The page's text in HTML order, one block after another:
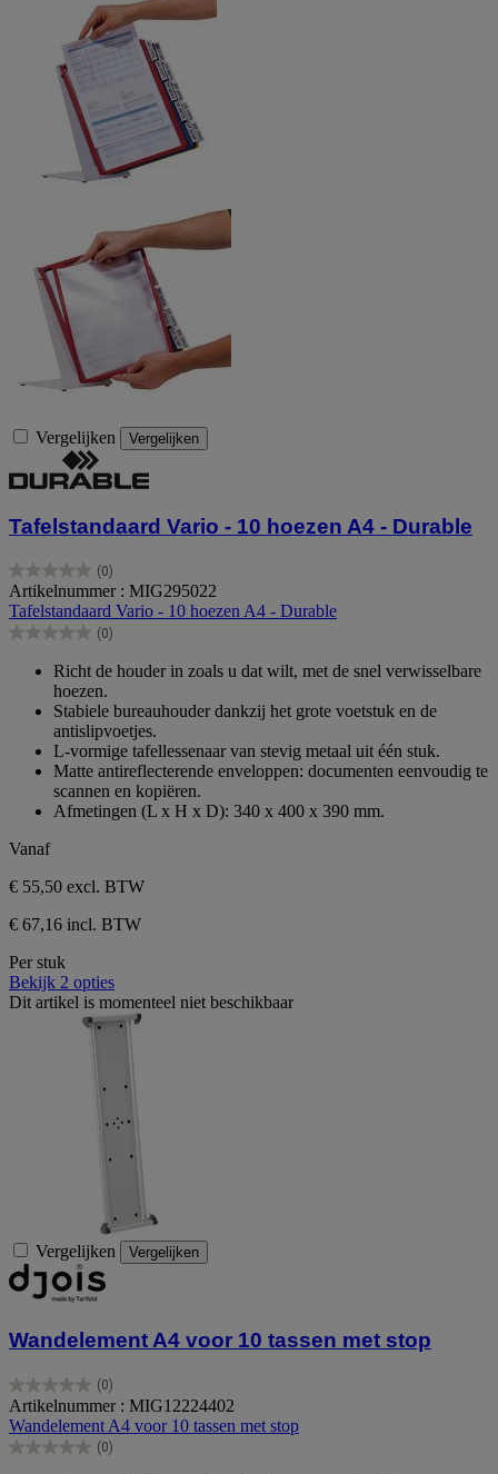
Vergelijken Vergelijken
Tafelstandaard Vario - 10 hoezen A4 - Durable
(0)
0.0
van
de
5
Artikelnummer : MIG295022
Tafelstandaard Vario - 10 hoezen A4 - Durable
(0)
0.0
sterren.
Richt de houder in zoals u dat wilt, met de snel verwisselbare
hoezen.
Stabiele bureauhouder dankzij het grote voetstuk en de
antislipvoetjes.
L-vormige tafellessenaar van stevig metaal uit één stuk.
Matte antireflecterende enveloppen: documenten eenvoudig te
scannen en kopiëren.
Afmetingen (L x H x D): 340 x 400 x 390 mm.
Vanaf
€ 55,50 excl. BTW
€ 67,16 incl. BTW
Per stuk
Bekijk 2 opties
Dit artikel is momenteel niet beschikbaar
Vergelijken Vergelijken
Wandelement A4 voor 10 tassen met stop
(0)
0.0
van
de
5
Artikelnummer : MIG12224402
Wandelement A4 voor 10 tassen met stop
(0)
0.0